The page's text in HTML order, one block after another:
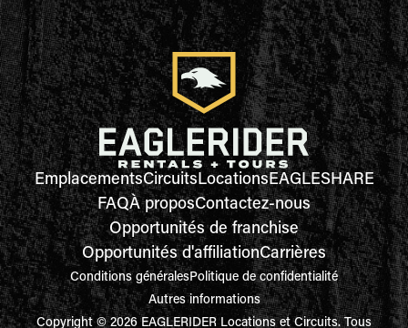
EmplacementsCircuitsLocationsEAGLESHARE
FAQÀ proposContactez-nous
Opportunités de franchise
Opportunités d'affiliationCarrières
Conditions généralesPolitique de confidentialité
Autres informations
Copyright © 2026 EAGLERIDER Locations et Circuits. Tous